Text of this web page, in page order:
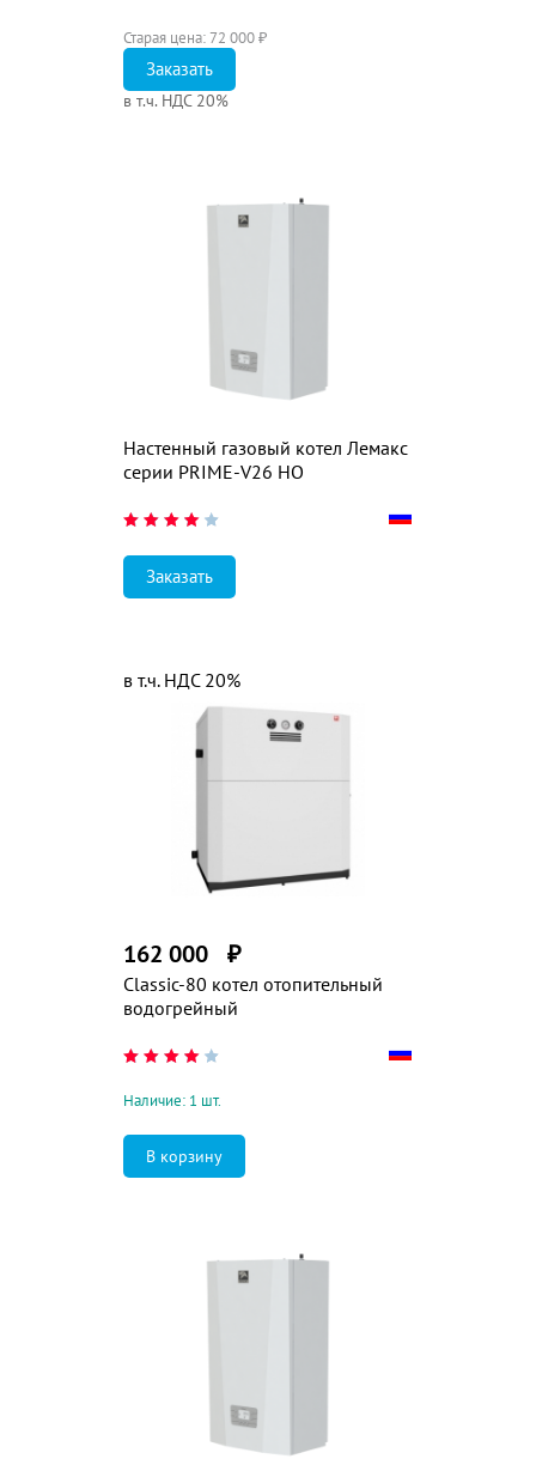
Старая цена: 72 000₽
в т.ч. НДС 20%
Заказать
Настенный газовый котел Лемакс
серии PRIME-V26 НО
Заказать
Classic-80 котел отопительный
водогрейный
162 000 ₽
в т.ч. НДС 20%
Наличие: 1 шт.